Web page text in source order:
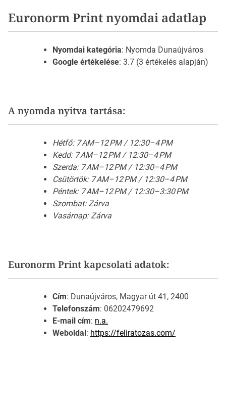
Euronorm Print nyomdai adatlap
Nyomdai kategória: Nyomda Dunaújváros
Google értékelése: 3.7 (3 értékelés alapján)
A nyomda nyitva tartása:
Hétfő: 7 AM–12 PM / 12:30–4 PM
Kedd: 7 AM–12 PM / 12:30–4 PM
Szerda: 7 AM–12 PM / 12:30–4 PM
Csütörtök: 7 AM–12 PM / 12:30–4 PM
Péntek: 7 AM–12 PM / 12:30–3:30 PM
Szombat: Zárva
Vasárnap: Zárva
Euronorm Print kapcsolati adatok:
Cím: Dunaújváros, Magyar út 41, 2400
Telefonszám: 06202479692
E-mail cím: n.a.
Weboldal : https://feliratozas.com/